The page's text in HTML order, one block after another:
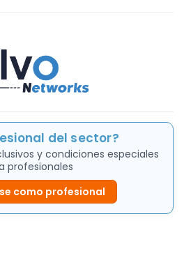
del sector?
y condiciones especiales
profesionales
como profesional